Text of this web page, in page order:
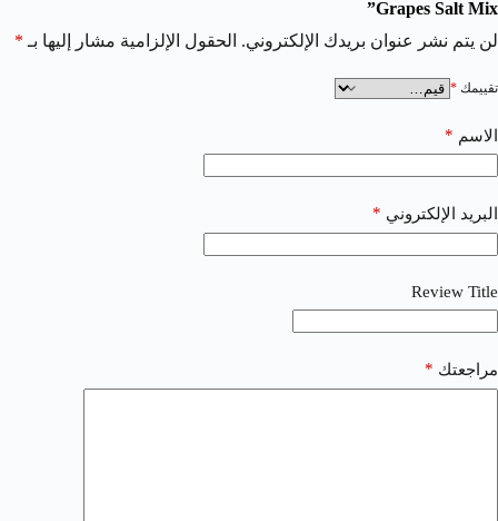
Grapes Salt Mix”
لن يتم نشر عنوان بريدك الإلكتروني. الحقول الإلزامية مشار إليها بـ *
تقييمك *
الاسم *
البريد الإلكتروني *
Review Title
مراجعتك *